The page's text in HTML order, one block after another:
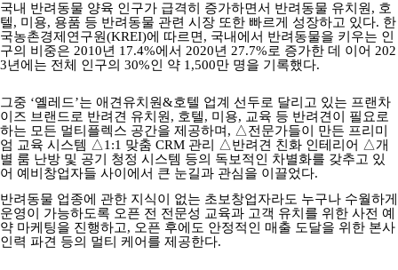
국내 반려동물 양육 인구가 급격히 증가하면서 반려동물 유치원, 호
텔, 미용, 용품 등 반려동물 관련 시장 또한 빠르게 성장하고 있다. 한
국농촌경제연구원(KREI)에 따르면, 국내에서 반려동물을 키우는 인
구의 비중은 2010년 17.4%에서 2020년 27.7%로 증가한 데 이어 202
3년에는 전체 인구의 30%인 약 1,500만 명을 기록했다.
그중 ‘옐레드’는 애견유치원&호텔 업계 선두로 달리고 있는 프랜차
이즈 브랜드로 반려견 유치원, 호텔, 미용, 교육 등 반려견이 필요로
하는 모든 멀티플렉스 공간을 제공하며, △전문가들이 만든 프리미
엄 교육 시스템 △1:1 맞춤 CRM 관리 △반려견 친화 인테리어 △개
별 룸 난방 및 공기 청정 시스템 등의 독보적인 차별화를 갖추고 있
어 예비창업자들 사이에서 큰 눈길과 관심을 이끌었다.
반려동물 업종에 관한 지식이 없는 초보창업자라도 누구나 수월하게
운영이 가능하도록 오픈 전 전문성 교육과 고객 유치를 위한 사전 예
약 마케팅을 진행하고, 오픈 후에도 안정적인 매출 도달을 위한 본사
인력 파견 등의 멀티 케어를 제공한다.